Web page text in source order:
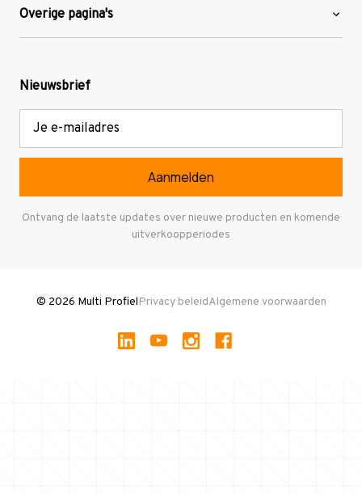
Blog
Levering en afhalen
Retouren en garantie
Overige pagina's
Mezzanine
Verdiepingsvloeren
Selfstorage
Gebruikte entresolvloeren
Nieuwsbrief
Ontvang de laatste updates over nieuwe producten en komende
uitverkoopperiodes
© 2026 Multi ProfielPrivacy beleidAlgemene voorwaarden